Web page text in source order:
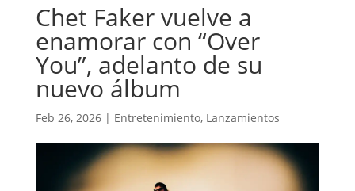
Chet Faker vuelve a
enamorar con “Over
You”, adelanto de su
nuevo álbum
Feb 26, 2026| Entretenimiento, Lanzamientos